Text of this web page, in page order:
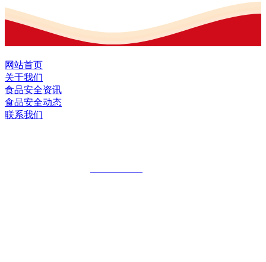
网站首页
关于我们
食品安全资讯
食品安全动态
联系我们